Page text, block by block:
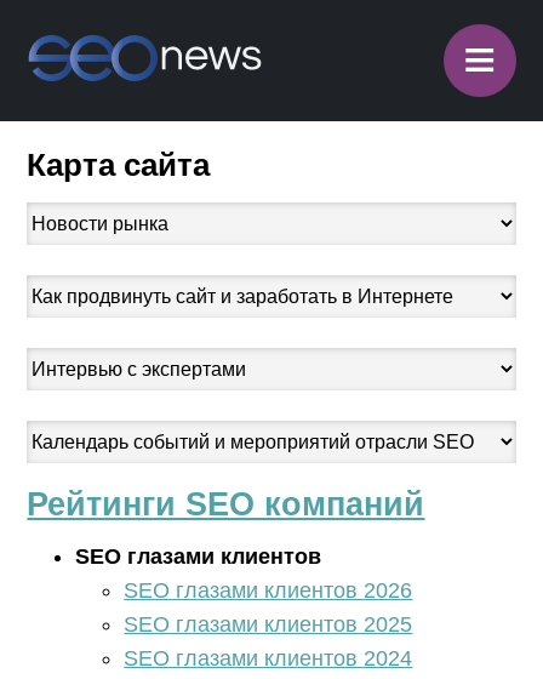
≡
Карта сайта
Рейтинги SEO компаний
SEO глазами клиентов
SEO глазами клиентов 2026
SEO глазами клиентов 2025
SEO глазами клиентов 2024